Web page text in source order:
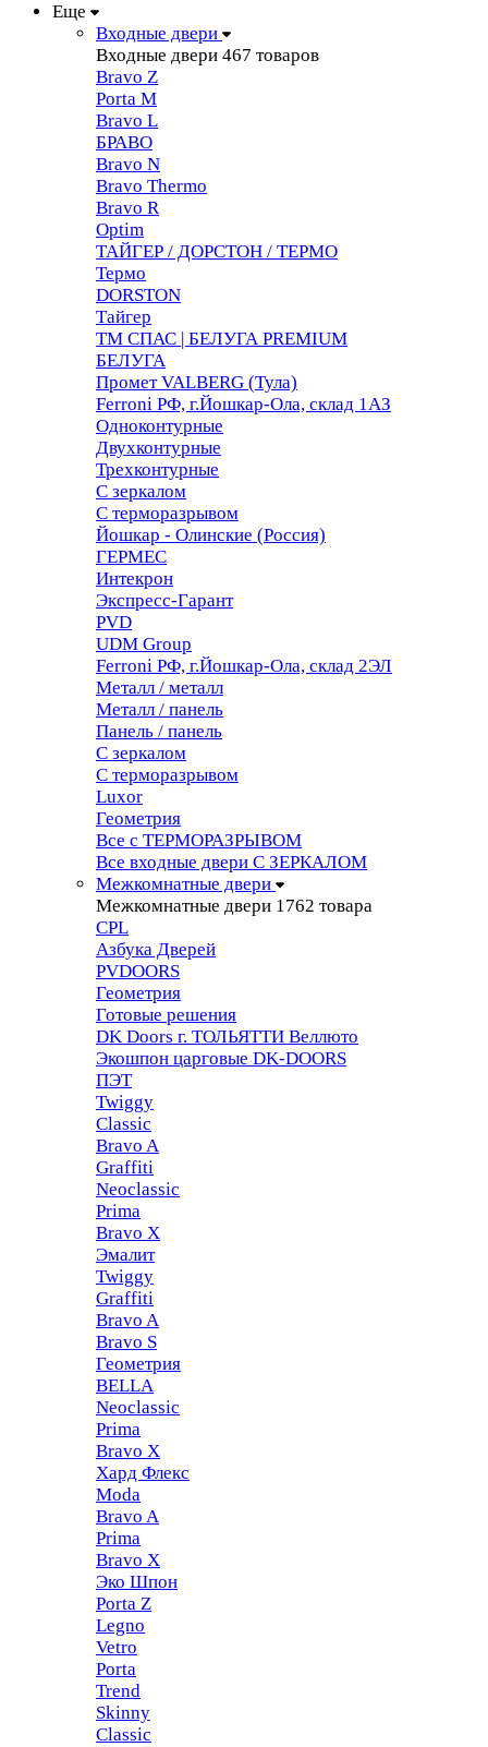
Еще
Входные двери
Входные двери 467 товаров
Bravo Z
Porta М
Bravo L
БРАВО
Bravo N
Bravo Thermo
Bravo R
Optim
ТАЙГЕР / ДОРСТОН / ТЕРМО
Термо
DORSTON
Тайгер
ТМ СПАС | БЕЛУГА PREMIUM
БЕЛУГА
Промет VALBERG (Тула)
Ferroni РФ, г.Йошкар-Ола, склад 1АЗ
Одноконтурные
Двухконтурные
Трехконтурные
С зеркалом
С терморазрывом
Йошкар - Олинские (Россия)
ГЕРМЕС
Интекрон
Экспресс-Гарант
PVD
UDM Group
Ferroni РФ, г.Йошкар-Ола, склад 2ЭЛ
Металл / металл
Металл / панель
Панель / панель
С зеркалом
С терморазрывом
Luxor
Геометрия
Все с ТЕРМОРАЗРЫВОМ
Все входные двери С ЗЕРКАЛОМ
Межкомнатные двери
Межкомнатные двери 1762 товара
CPL
Азбука Дверей
PVDOORS
Геометрия
Готовые решения
DK Doors г. ТОЛЬЯТТИ Веллюто
Экошпон царговые DK-DOORS
ПЭТ
Twiggy
Classic
Bravo A
Graffiti
Neoclassic
Prima
Bravo X
Эмалит
Twiggy
Graffiti
Bravo A
Bravo S
Геометрия
BELLA
Neoclassic
Prima
Bravo X
Хард Флекс
Moda
Bravo A
Prima
Bravo X
Эко Шпон
Porta Z
Legno
Vetro
Porta
Trend
Skinny
Classic